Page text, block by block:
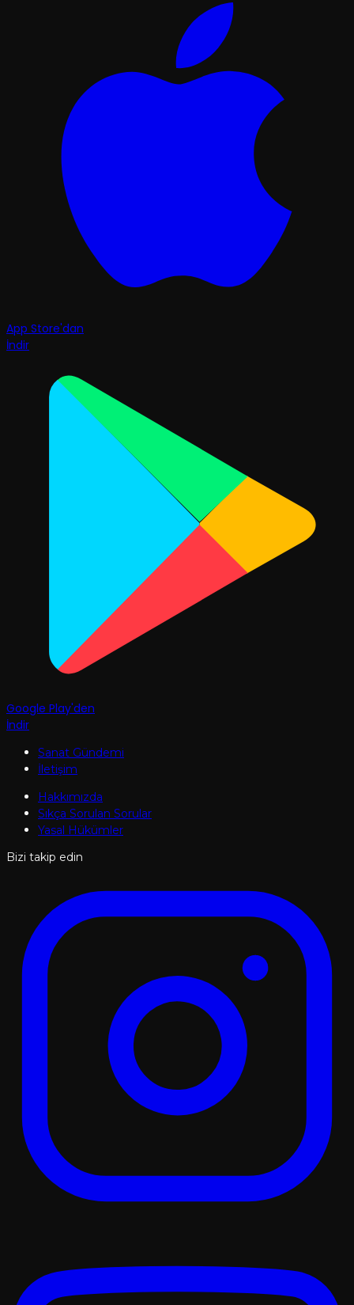
App Store'dan
İndir
Google Play'den
İndir
Sanat Gündemi
İletişim
Hakkımızda
Sıkça Sorulan Sorular
Yasal Hükümler
Bizi takip edin